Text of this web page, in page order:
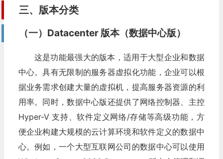
三、版本分类
（一）Datacenter 版本（数据中心版）
这是功能最强大的版本，适用于大型企业和数据
中心。具有无限制的服务器虚拟化功能，企业可以根
据业务需求创建大量的虚拟机，提高服务器资源的利
用率。同时，数据中心版还提供了网络控制器、主控
Hyper-V 支持、软件定义网络/存储等高级功能，方
便企业构建大规模的云计算环境和软件定义的数据中
心。例如，一个大型互联网公司的数据中心可以使用